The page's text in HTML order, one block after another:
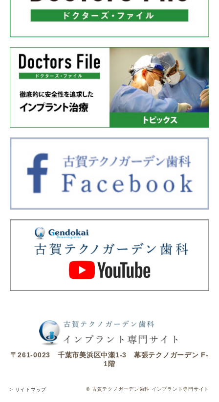
〒261-0023 千葉市美浜区中瀬1-3 幕張テクノガーデン F-
1階
> サイトマップ © 古賀テクノガーデン歯科 インプラント専門サイト